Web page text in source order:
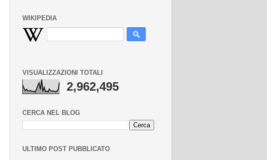
WIKIPEDIA
VISUALIZZAZIONI TOTALI
2,962,495
CERCA NEL BLOG
ULTIMO POST PUBBLICATO